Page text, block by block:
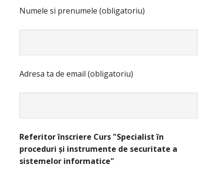
Numele si prenumele (obligatoriu)
Adresa ta de email (obligatoriu)
Referitor înscriere Curs "Specialist în
proceduri și instrumente de securitate a
sistemelor informatice"